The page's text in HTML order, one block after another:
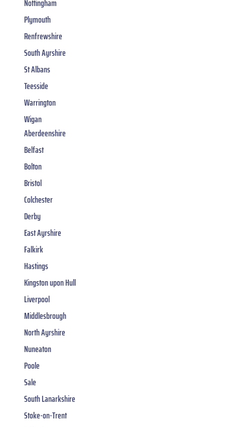
Nottingham
Plymouth
Renfrewshire
South Ayrshire
St Albans
Teesside
Warrington
Wigan
Aberdeenshire
Belfast
Bolton
Bristol
Colchester
Derby
East Ayrshire
Falkirk
Hastings
Kingston upon Hull
Liverpool
Middlesbrough
North Ayrshire
Nuneaton
Poole
Sale
South Lanarkshire
Stoke-on-Trent